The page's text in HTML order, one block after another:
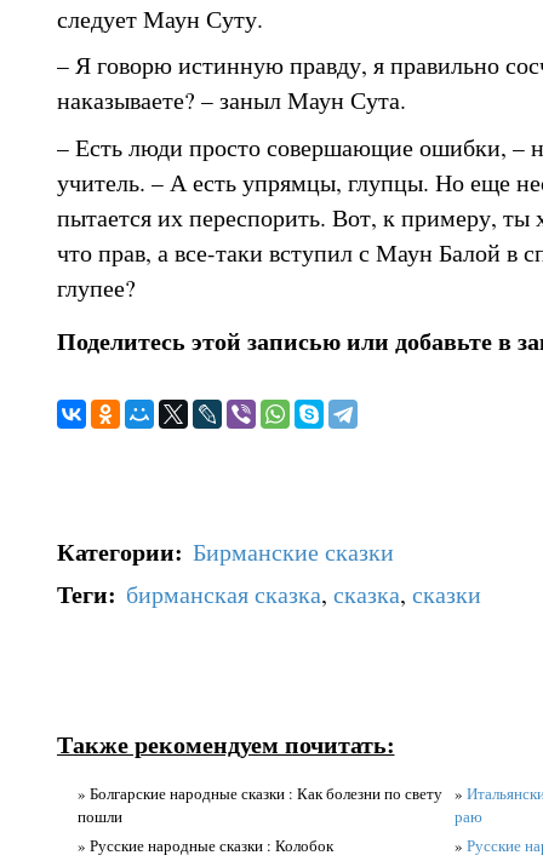
следует Маун Суту.
– Я говорю истинную правду, я правильно
наказываете? – заныл Маун Сута.
– Есть люди просто совершающие ошибки, –
учитель. – А есть упрямцы, глупцы. Но еще
пытается их переспорить. Вот, к примеру, ты
что прав, а все-таки вступил с Маун Балой в
глупее?
Поделитесь этой записью или добавьте в
Категории: Бирманские сказки
Теги: бирманская сказка, сказка, сказки
Также рекомендуем почитать:
» Болгарские народные сказки : Как болезни по свету
пошли
» Русские народные сказки : Колобок
»
раю
» Русские